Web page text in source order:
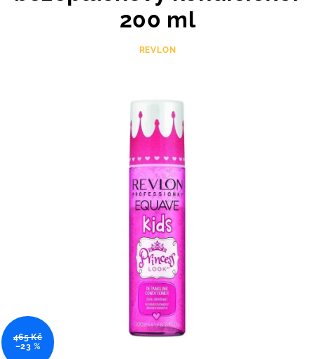
200 ml
REVLON
465 Kč
–23 %